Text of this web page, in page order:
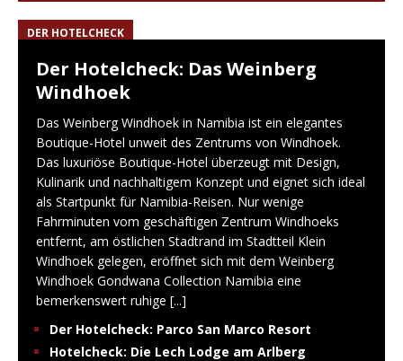
DER HOTELCHECK
Der Hotelcheck: Das Weinberg
Windhoek
Das Weinberg Windhoek in Namibia ist ein elegantes
Boutique-Hotel unweit des Zentrums von Windhoek.
Das luxuriöse Boutique-Hotel überzeugt mit Design,
Kulinarik und nachhaltigem Konzept und eignet sich ideal
als Startpunkt für Namibia-Reisen. Nur wenige
Fahrminuten vom geschäftigen Zentrum Windhoeks
entfernt, am östlichen Stadtrand im Stadtteil Klein
Windhoek gelegen, eröffnet sich mit dem Weinberg
Windhoek Gondwana Collection Namibia eine
bemerkenswert ruhige [...]
Der Hotelcheck: Parco San Marco Resort
Hotelcheck: Die Lech Lodge am Arlberg